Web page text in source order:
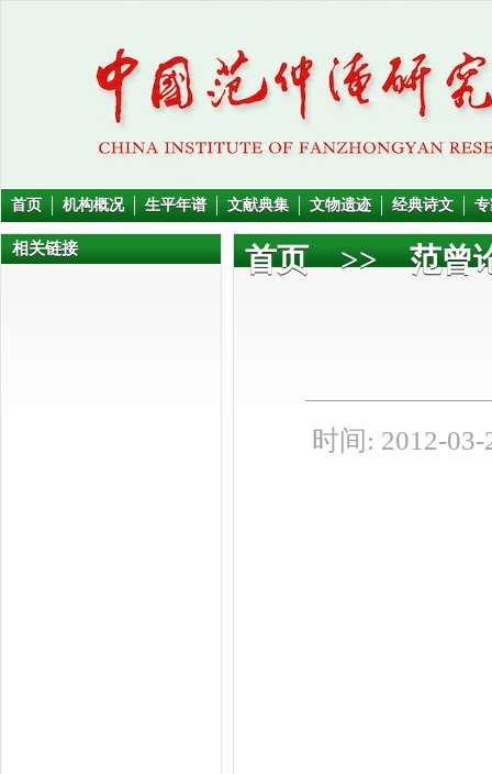
首页 机构概况 生平年谱 文献典集 文物遗迹 经典诗文
相关链接 首页>>范曾
时间: 2012-03-